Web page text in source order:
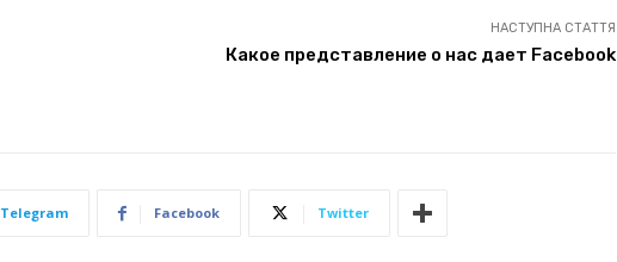
НАСТУПНА СТАТТЯ
Какое представление о нас дает Facebook
Telegram Facebook Twitter